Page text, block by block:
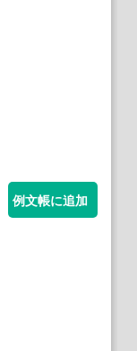
例文帳に追加